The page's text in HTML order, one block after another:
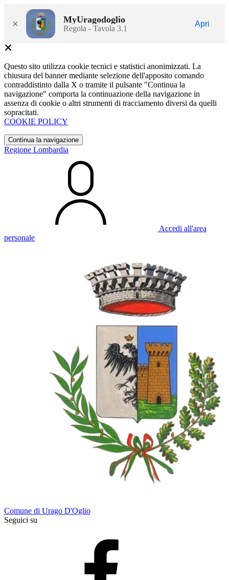
× MyUragodoglio
Regola - Tavola 3.1
Apri
Questo sito utilizza cookie tecnici e statistici anonimizzati. La
chiusura del banner mediante selezione dell'apposito comando
contraddistinto dalla X o tramite il pulsante "Continua la
navigazione" comporta la continuazione della navigazione in
assenza di cookie o altri strumenti di tracciamento diversi da quelli
sopracitati.
COOKIE POLICY
Continua la navigazione
Regione Lombardia
Accedi all'area
personale
Comune di Urago D'Oglio
Seguici su